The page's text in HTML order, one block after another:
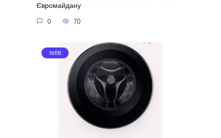
Євромайдану
0 70
КИЇВ